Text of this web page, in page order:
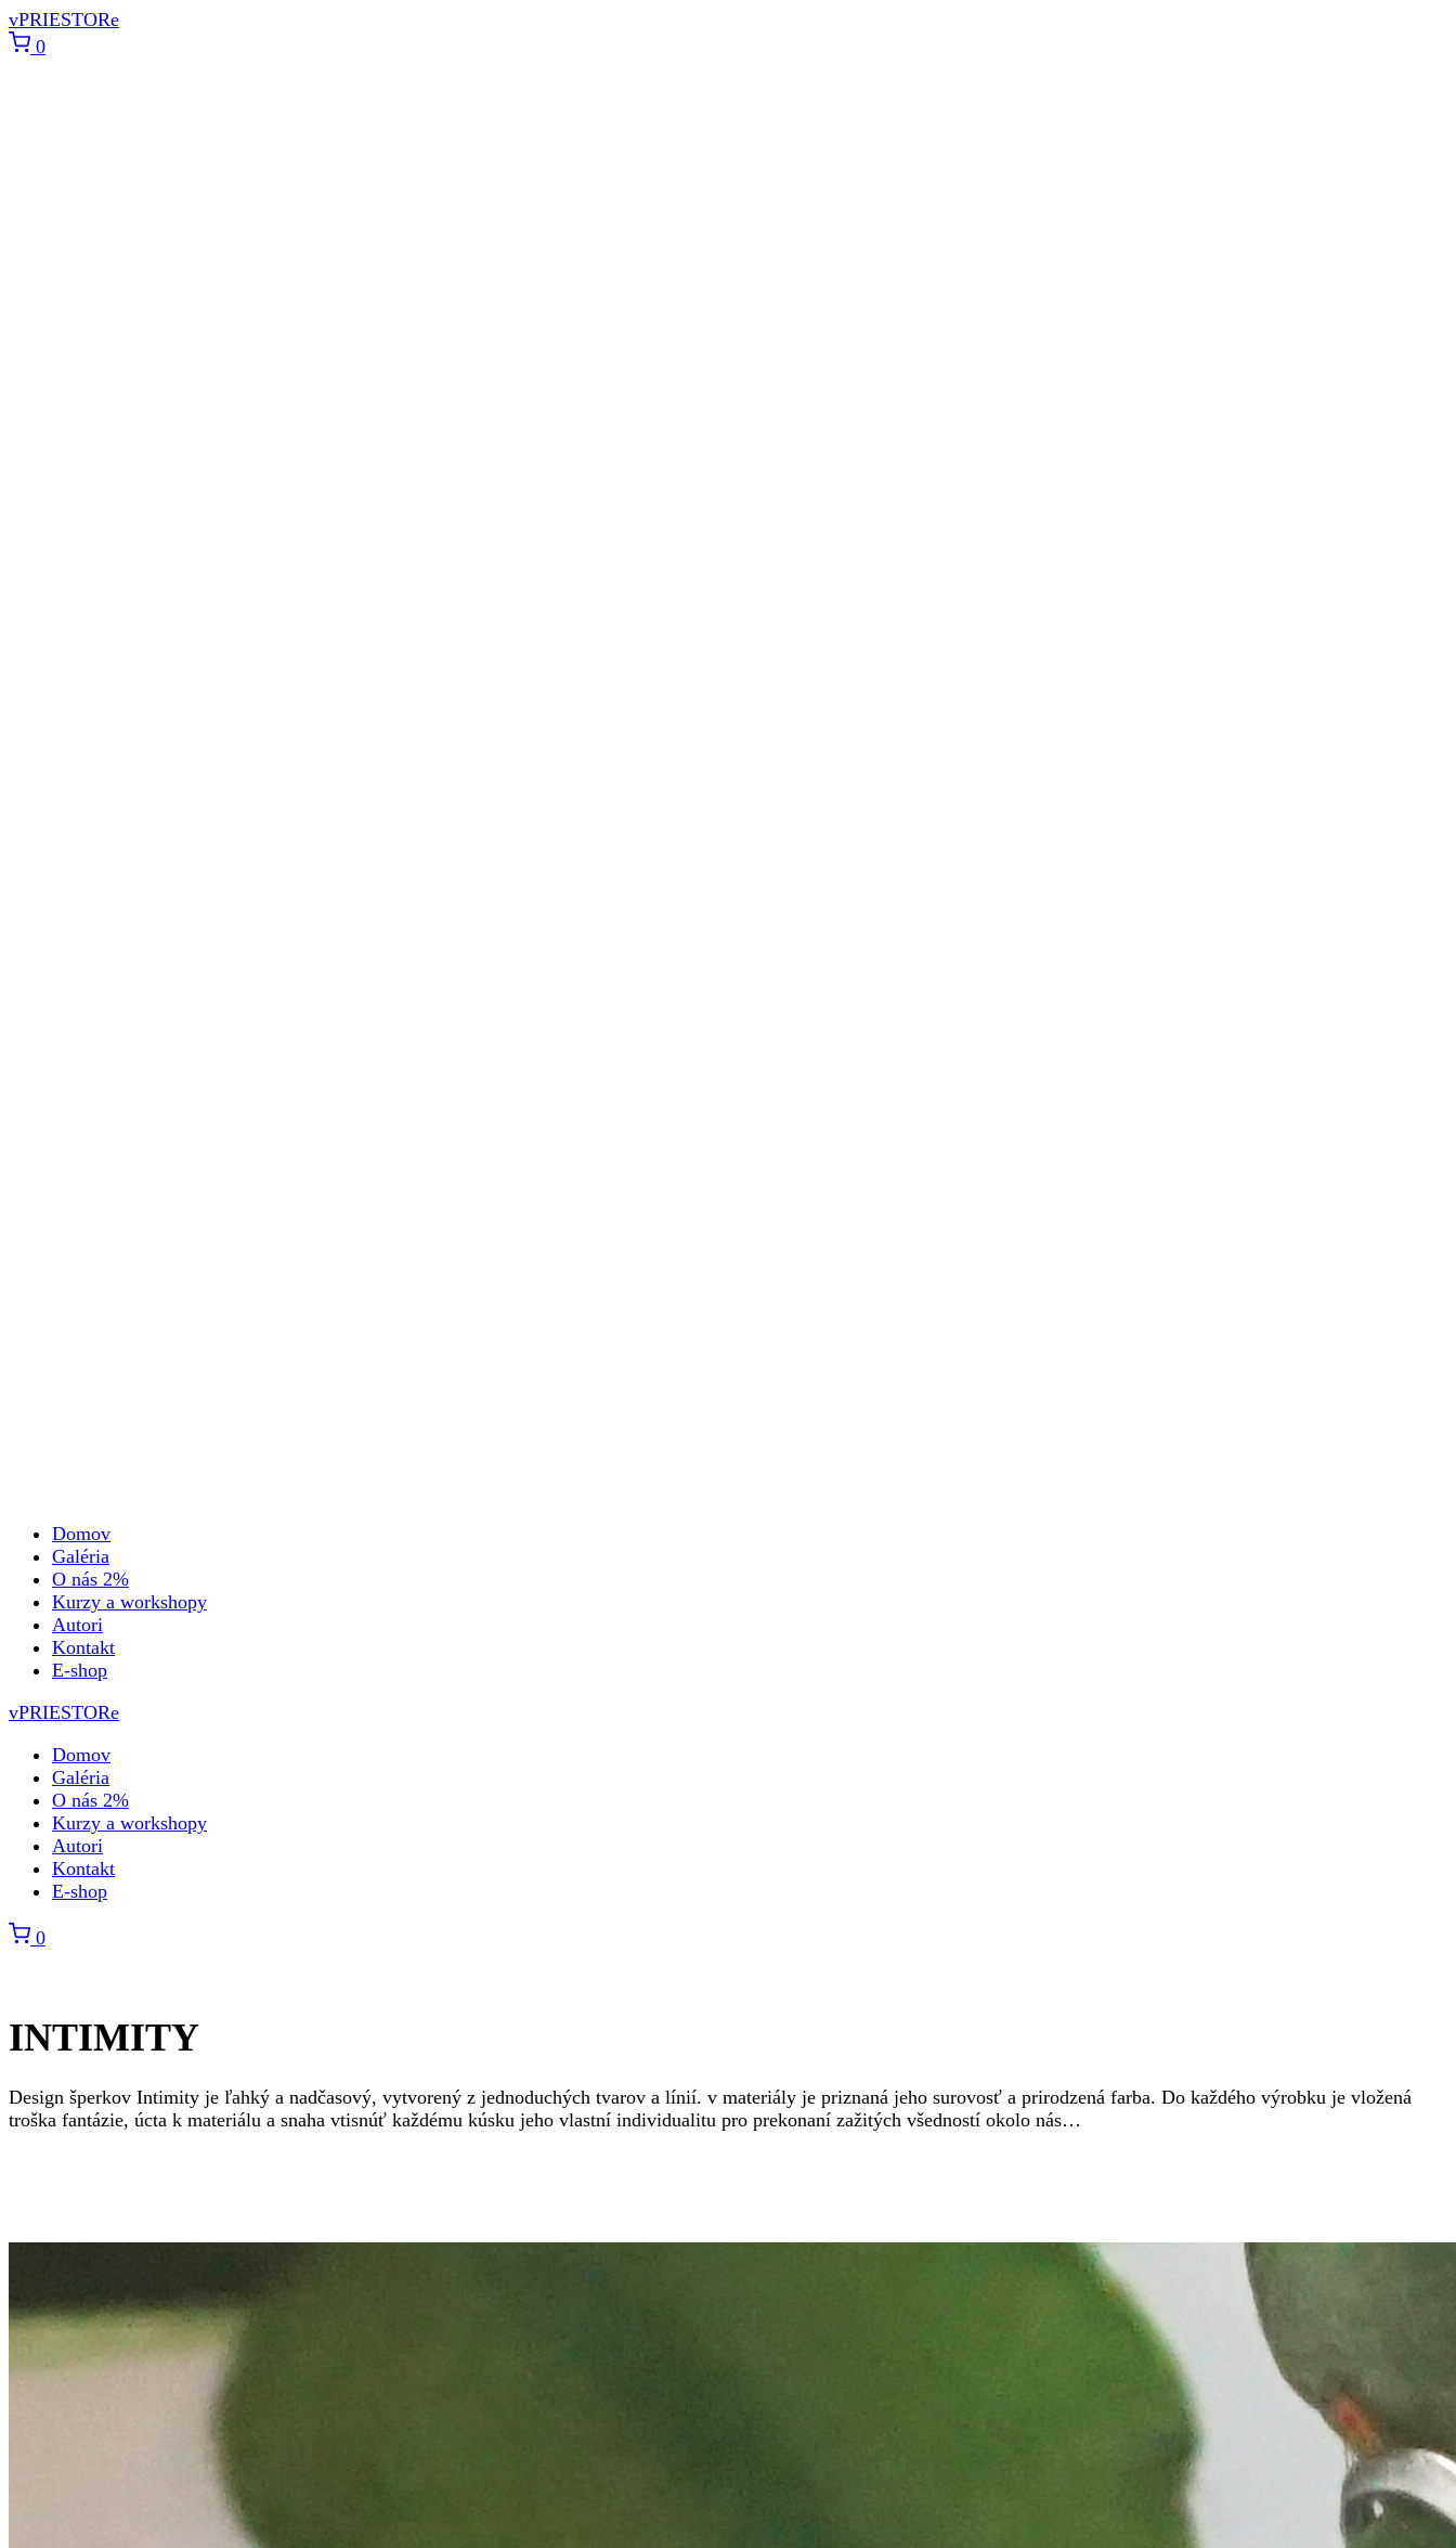
vPRIESTORe
0
Domov
Galéria
O nás 2%
Kurzy a workshopy
Autori
Kontakt
E-shop
vPRIESTORe
Domov
Galéria
O nás 2%
Kurzy a workshopy
Autori
Kontakt
E-shop
0
INTIMITY
Design šperkov Intimity je ľahký a nadčasový, vytvorený z jednoduchých tvarov a línií. v materiály je priznaná jeho surovosť a prirodzená farba. Do každého výrobku je vložená
troška fantázie, úcta k materiálu a snaha vtisnúť každému kúsku jeho vlastní individualitu pro prekonaní zažitých všedností okolo nás…